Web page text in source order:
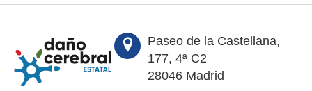
Paseo de la Castellana,
177, 4ª C2
28046 Madrid